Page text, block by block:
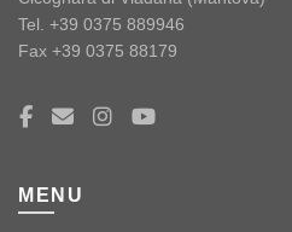
Tel. +39 0375 889946
Fax +39 0375 88179
MENU